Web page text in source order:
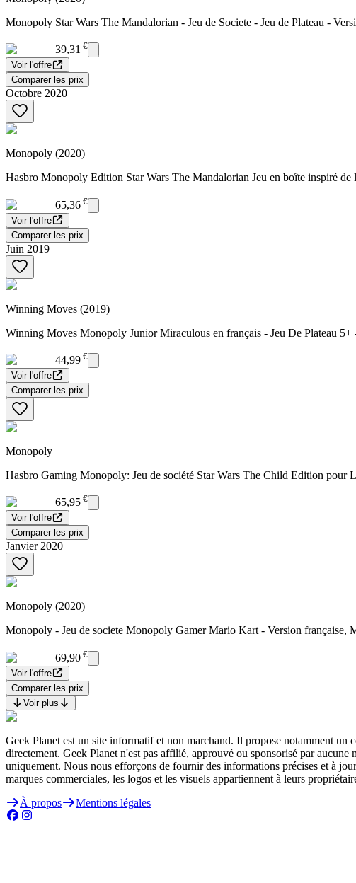
Monopoly Star Wars The Mandalorian - Jeu de Societe - Jeu de Plateau -
39,31 €
Voir l'offre
Comparer les prix
Octobre 2020
Monopoly (2020)
Hasbro Monopoly Edition Star Wars The Mandalorian Jeu en boîte inspiré
65,36 €
Voir l'offre
Comparer les prix
Juin 2019
Winning Moves (2019)
Winning Moves Monopoly Junior Miraculous en français - Jeu De Plateau
44,99 €
Voir l'offre
Comparer les prix
Monopoly
Hasbro Gaming Monopoly: Jeu de société Star Wars The Child Edition pour
65,95 €
Voir l'offre
Comparer les prix
Janvier 2020
Monopoly (2020)
Monopoly - Jeu de societe Monopoly Gamer Mario Kart - Version française,
69,90 €
Voir l'offre
Comparer les prix
Voir plus
Geek Planet est un site informatif et non marchand. Il propose notamment
directement. Geek Planet n'est pas affilié, approuvé ou sponsorisé par
uniquement. Nous nous efforçons de fournir des informations précises et à
marques commerciales, les logos et les visuels appartiennent à leurs
À propos
Mentions légales